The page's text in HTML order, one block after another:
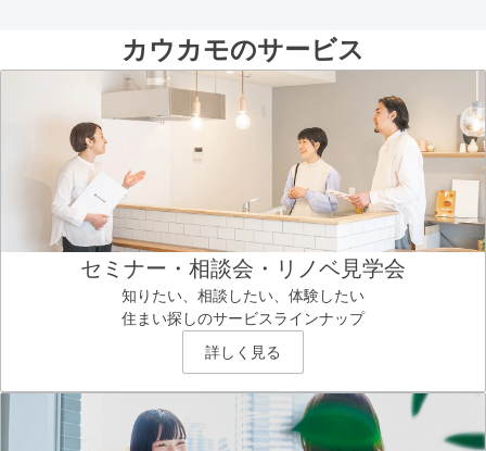
カウカモのサービス
セミナー・相談会・リノベ見学会
知りたい、相談したい、体験したい
住まい探しのサービスラインナップ
詳しく見る